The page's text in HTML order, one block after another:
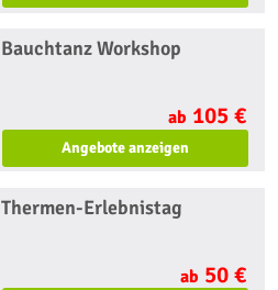
Bauchtanz Workshop
ab 105 €
Angebote anzeigen
Thermen-Erlebnistag
ab 50 €